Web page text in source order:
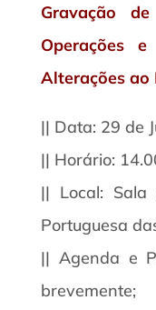
Gravação
Operações
Alterações ao
|| Data: 29 de
|| Horário:
|| Local: Sala
Portuguesa
|| Agenda e
brevemente;